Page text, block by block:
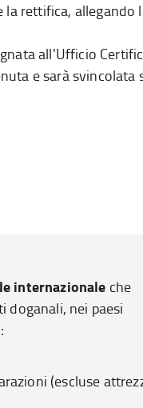
rettifica, allegando
all'Ufficio
e sarà svincolata
internazionale che
doganali, nei paesi
(escluse